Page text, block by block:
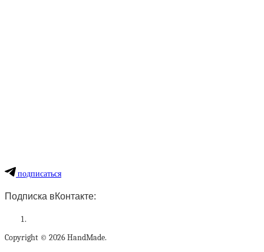
подписаться
Подписка вКонтакте:
Copyright © 2026 HandMade.